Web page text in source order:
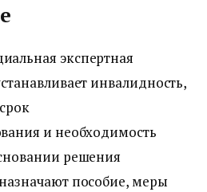
экспертная
инвалидность,
и необходимость
решения
пособие, меры